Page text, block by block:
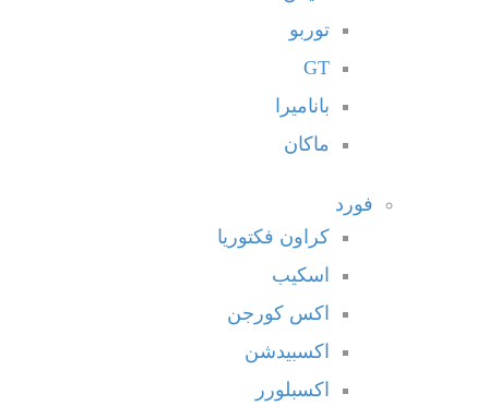
توربو
GT
باناميرا
ماكان
فورد
كراون فكتوريا
اسكيب
اكس كورجن
اكسبيدشن
اكسبلورر